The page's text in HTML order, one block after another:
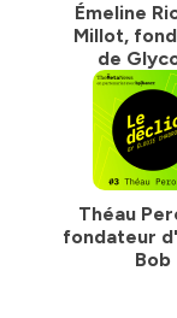
Émeline
Millot,
de
Théau
fondateur
Bob